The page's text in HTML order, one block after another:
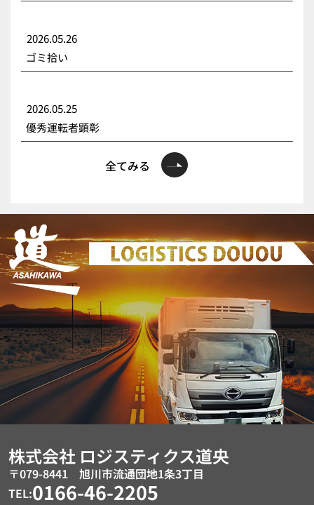
2026.05.26
ゴミ拾い
2026.05.25
優秀運転者顕彰
全てみる
株式会社 ロジスティクス道央
〒079-8441 旭川市流通団地1条3丁目
TEL:0166-46-2205